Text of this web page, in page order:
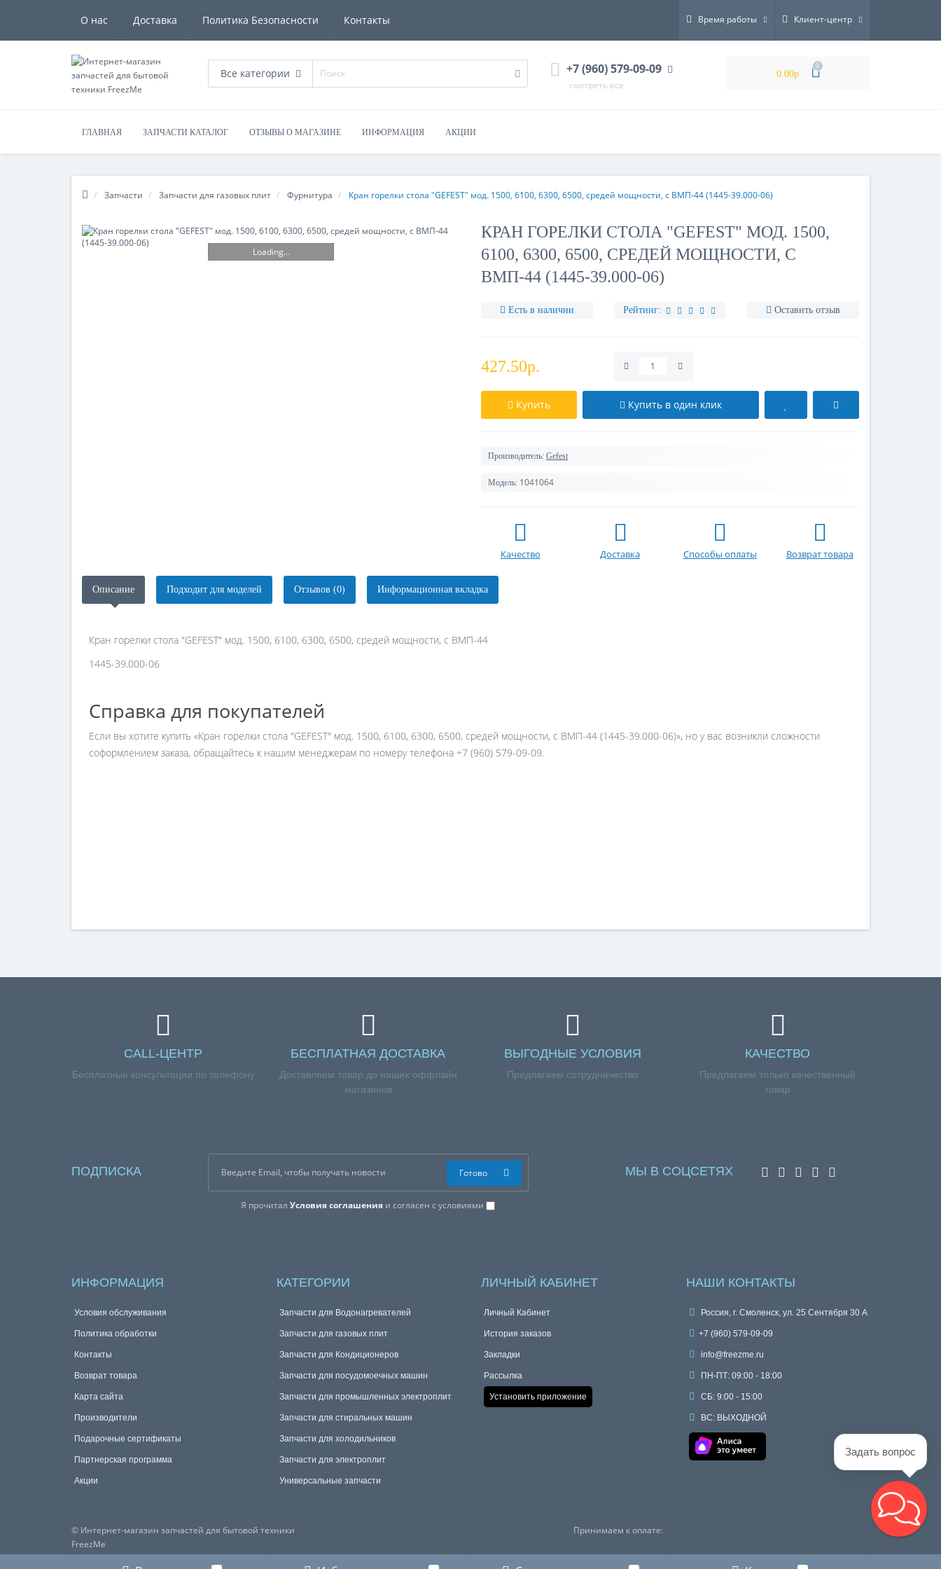
О нас Доставка Политика Безопасности Контакты Время работы Клиент-центр
Все категории +7 (960) 579-09-09
смотреть все
0.00р.
0
ГЛАВНАЯ ЗАПЧАСТИ КАТАЛОГ ОТЗЫВЫ О МАГАЗИНЕ ИНФОРМАЦИЯ АКЦИИ
Запчасти Запчасти для газовых плит Фурнитура Кран горелки стола "GEFEST" мод. 1500, 6100, 6300, 6500, средей мощности, с ВМП-44 (1445-39.000-06)
Loading...
КРАН ГОРЕЛКИ СТОЛА "GEFEST" МОД. 1500,
6100, 6300, 6500, СРЕДЕЙ МОЩНОСТИ, С
ВМП-44 (1445-39.000-06)
Есть в наличии Рейтинг: Оставить отзыв
427.50р.
Купить Купить в один клик
Производитель: Gefest
Модель: 1041064
Качество Доставка Способы оплаты Возврат товара
Описание Подходит для моделей Отзывов (0) Информационная вкладка
Кран горелки стола "GEFEST" мод. 1500, 6100, 6300, 6500, средей мощности, с ВМП-44
1445-39.000-06
Справка для покупателей
Если вы хотите купить «Кран горелки стола "GEFEST" мод. 1500, 6100, 6300, 6500, средей мощности, с ВМП-44 (1445-39.000-06)», но у вас возникли сложности
соформлением заказа, обращайтесь к нашим менеджерам по номеру телефона +7 (960) 579-09-09.
CALL-ЦЕНТР
Бесплатные консультации по телефону
БЕСПЛАТНАЯ ДОСТАВКА
Доставляем товар до наших оффлайн
магазинов
ВЫГОДНЫЕ УСЛОВИЯ
Предлагаем сотрудничество
КАЧЕСТВО
Предлагаем только качественный
товар
ПОДПИСКА
Я прочиталУсловия соглашения и согласен с условиями
Готово МЫ В СОЦСЕТЯХ
ИНФОРМАЦИЯ
Условия обслуживания
Политика обработки
Контакты
Возврат товара
Карта сайта
Производители
Подарочные сертификаты
Партнерская программа
Акции
КАТЕГОРИИ
Запчасти для Водонагревателей
Запчасти для газовых плит
Запчасти для Кондиционеров
Запчасти для посудомоечных машин
Запчасти для промышленных электроплит
Запчасти для стиральных машин
Запчасти для холодильников
Запчасти для электроплит
Универсальные запчасти
ЛИЧНЫЙ КАБИНЕТ
Личный Кабинет
История заказов
Закладки
Рассылка
Установить приложение
НАШИ КОНТАКТЫ
Россия, г. Смоленск, ул. 25 Сентября 30 А
+7 (960) 579-09-09
info@freezme.ru
ПН-ПТ: 09:00 - 18:00
СБ: 9:00 - 15:00
ВС: ВЫХОДНОЙ
© Интернет-магазин запчастей для бытовой техники
FreezMe
Принимаем к оплате:
Задать вопрос